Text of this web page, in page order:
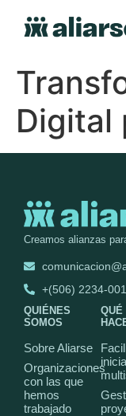
Digital
Creamos alianzas
+(506) 2234-
QUIÉNES
SOMOS
Sobre Aliarse
Organizaciones
con las que
hemos
trabajado
QUÉ